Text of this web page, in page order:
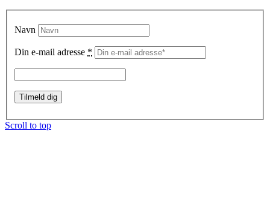
Navn
Din e-mail adresse *
Scroll to top